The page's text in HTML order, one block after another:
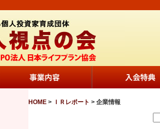
HOME > ＩＲレポート > 企業情報